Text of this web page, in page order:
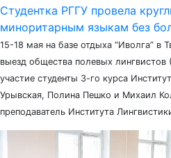
Студентка РГГУ провела
миноритарным языкам без
15-18 мая на базе отдыха “Иволга” в
выезд общества полевых
участие студенты 3-го курса
Урывская, Полина Пешко и Михаил
преподаватель Института